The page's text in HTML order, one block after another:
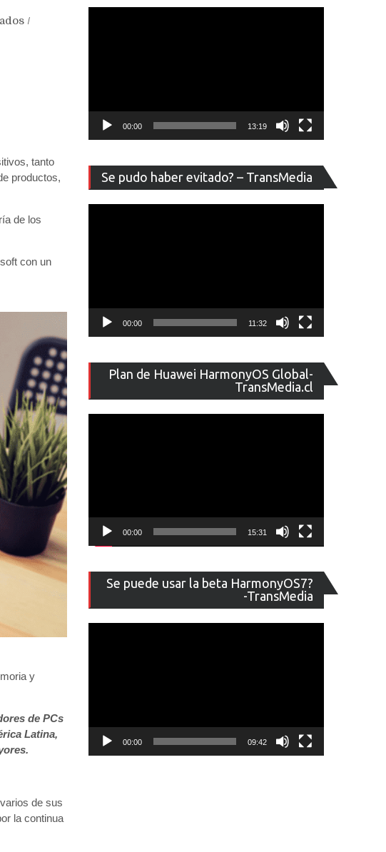
/
tanto
productos,
de los
con un
y
de PCs
Latina,
de sus
la continua
00:00 13:19
Se pudo haber evitado? – TransMedia
de
vídeo
00:00 11:32
Plan de Huawei HarmonyOS Global-
TransMedia.cl
de
vídeo
00:00 15:31
Se puede usar la beta HarmonyOS7?
-TransMedia
de
vídeo
00:00 09:42